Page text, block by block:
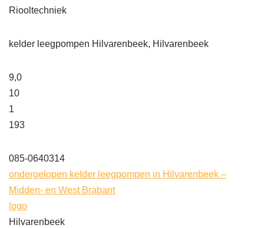
Riooltechniek
kelder leegpompen Hilvarenbeek, Hilvarenbeek
9,0
10
1
193
085-0640314
ondergelopen kelder leegpompen in Hilvarenbeek –
Midden- en West Brabant
logo
Hilvarenbeek